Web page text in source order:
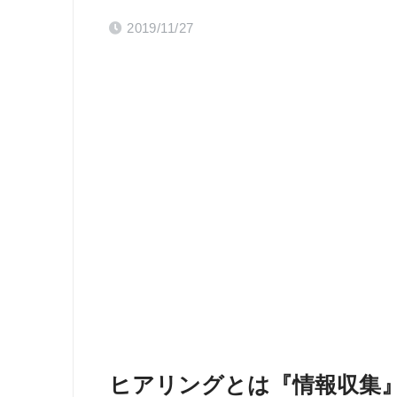
2019/11/27
ヒアリングとは『情報収集